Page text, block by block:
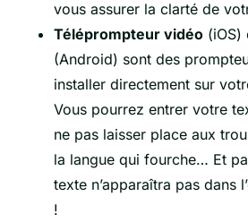
vous assurer la clarté de
Téléprompteur vidéo (iOS)
(Android) sont des
installer directement sur
Vous pourrez entrer votre
ne pas laisser place aux
la langue qui fourche… Et
texte n’apparaîtra pas dans
!